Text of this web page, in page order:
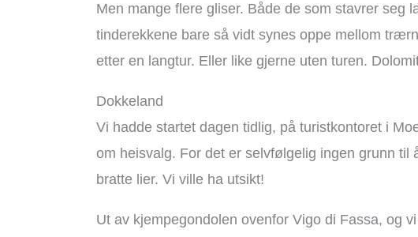
Men mange flere gliser. Både de som stavrer seg
tinderekkene bare så vidt synes oppe mellom
etter en langtur. Eller like gjerne uten turen.
Dokkeland
Vi hadde startet dagen tidlig, på turistkontoret i
om heisvalg. For det er selvfølgelig ingen grunn til
bratte lier. Vi ville ha utsikt!
Ut av kjempegondolen ovenfor Vigo di Fassa, og